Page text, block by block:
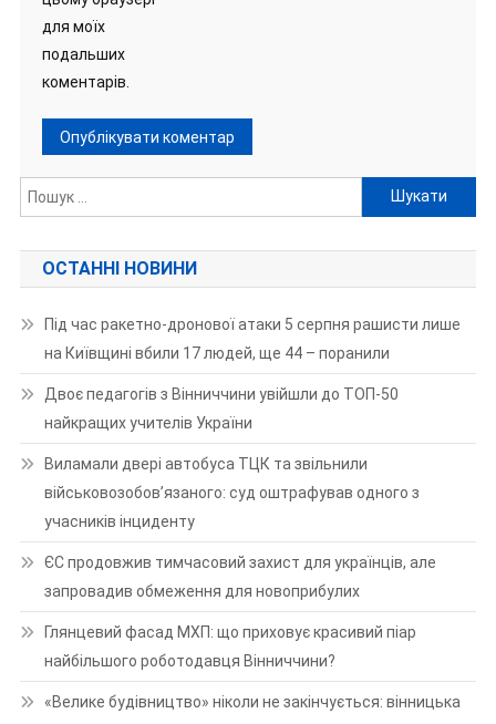
для моїх
подальших
коментарів.
Пошук:
ОСТАННІ НОВИНИ
Під час ракетно-дронової атаки 5 серпня рашисти лише
на Київщині вбили 17 людей, ще 44 – поранили
Двоє педагогів з Вінниччини увійшли до ТОП-50
найкращих учителів України
Виламали двері автобуса ТЦК та звільнили
військовозобов’язаного: суд оштрафував одного з
учасників інциденту
ЄС продовжив тимчасовий захист для українців, але
запровадив обмеження для новоприбулих
Глянцевий фасад МХП: що приховує красивий піар
найбільшого роботодавця Вінниччини?
«Велике будівництво» ніколи не закінчується: вінницька